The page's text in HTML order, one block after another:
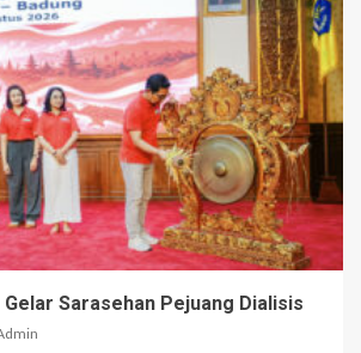
Gelar Sarasehan Pejuang Dialisis